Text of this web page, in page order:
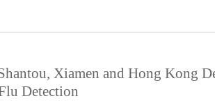
Xiamen and Hong Kong
Detection